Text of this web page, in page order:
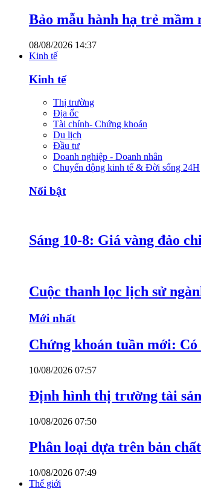
Bảo mẫu hành hạ trẻ
08/08/2026 14:37
Kinh tế
Kinh tế
Thị trường
Địa ốc
Tài chính- Chứng khoán
Du lịch
Đầu tư
Doanh nghiệp - Doanh nhân
Chuyển động kinh tế & Đời sống 24H
Nổi bật
Sáng 10-8: Giá vàng đảo
Cuộc thanh lọc lịch sử
Mới nhất
Chứng khoán tuần mới: Có
10/08/2026 07:57
Định hình thị trường tài
10/08/2026 07:50
Phân loại dựa trên bản
10/08/2026 07:49
Thế giới